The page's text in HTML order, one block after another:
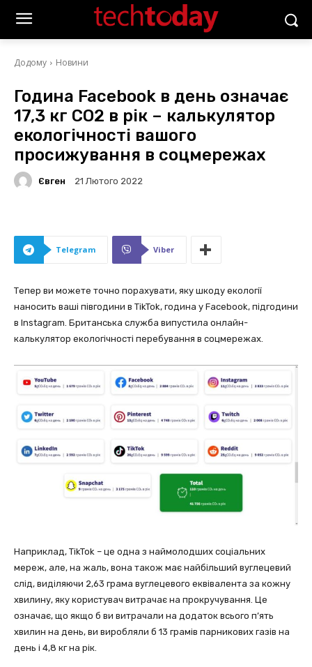
Додому Новини
Година Facebook в день означає
17,3 кг CO2 в рік – калькулятор
екологічності вашого
просижування в соцмережах
Євген 21 Лютого 2022
Telegram Viber
Тепер ви можете точно порахувати, яку шкоду екології
наносить ваші півгодини в TikTok, година у Facebook, підгодини
в Instagram. Британська служба випустила онлайн-
калькулятор екологічності перебування в соцмережах.
Наприклад, TikTok – це одна з наймолодших соціальних
мереж, але, на жаль, вона також має найбільший вуглецевий
слід, виділяючи 2,63 грама вуглецевого еквівалента за кожну
хвилину, яку користувач витрачає на прокручування. Це
означає, що якщо б ви витрачали на додаток всього п’ять
хвилин на день, ви виробляли б 13 грамів парникових газів на
день і 4,8 кг на рік.